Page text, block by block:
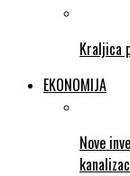
Kraljica
EKONOMIJA
Nove